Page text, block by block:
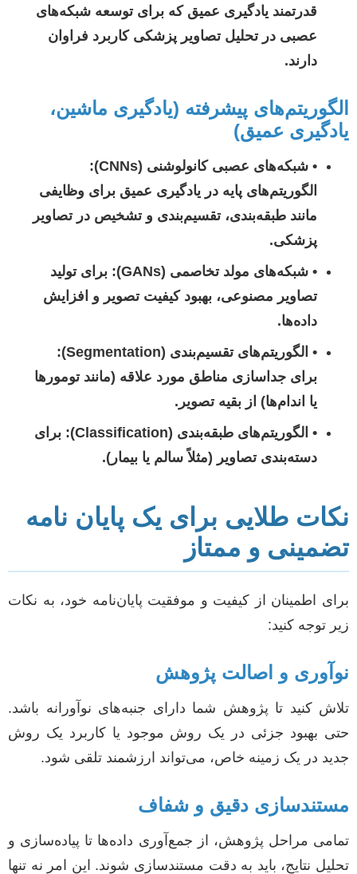
قدرتمند یادگیری عمیق که برای توسعه شبکه‌های
عصبی در تحلیل تصاویر پزشکی کاربرد فراوان
دارند.
الگوریتم‌های پیشرفته (یادگیری ماشین،
یادگیری عمیق)
• شبکه‌های عصبی کانولوشنی (CNNs):
الگوریتم‌های پایه در یادگیری عمیق برای وظایفی
مانند طبقه‌بندی، تقسیم‌بندی و تشخیص در تصاویر
پزشکی.
• شبکه‌های مولد تخاصمی (GANs):
برای تولید
تصاویر مصنوعی، بهبود کیفیت تصویر و افزایش
داده‌ها.
• الگوریتم‌های تقسیم‌بندی (Segmentation):
برای جداسازی مناطق مورد علاقه (مانند تومورها
یا اندام‌ها) از بقیه تصویر.
• الگوریتم‌های طبقه‌بندی (Classification):
برای
دسته‌بندی تصاویر (مثلاً سالم یا بیمار).
نکات طلایی برای یک پایان نامه
تضمینی و ممتاز
برای اطمینان از کیفیت و موفقیت پایان‌نامه خود، به نکات
زیر توجه کنید:
نوآوری و اصالت پژوهش
تلاش کنید تا پژوهش شما دارای جنبه‌های نوآورانه باشد.
حتی بهبود جزئی در یک روش موجود یا کاربرد یک روش
جدید در یک زمینه خاص، می‌تواند ارزشمند تلقی شود.
مستندسازی دقیق و شفاف
تمامی مراحل پژوهش، از جمع‌آوری داده‌ها تا پیاده‌سازی و
تحلیل نتایج، باید به دقت مستندسازی شوند. این امر نه تنها